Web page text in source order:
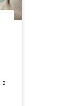
a